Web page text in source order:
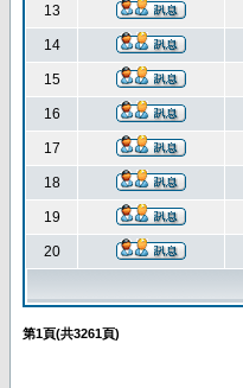
13
14
15
16
17
18
19
20
第1頁(共3261頁)